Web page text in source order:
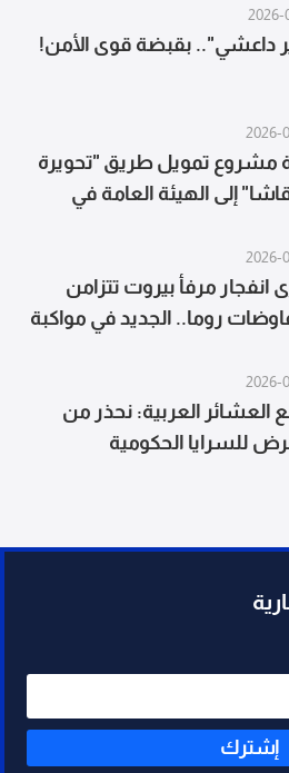
2026-
داعشي".. بقبضة قوى الأمن!
2026-
مشروع تمويل طريق "تحويرة
إلى الهيئة العامة في
2026-
انفجار مرفأ بيروت تتزامن
روما.. الجديد في مواكبة
2026-
العشائر العربية: نحذر من
للسرايا الحكومية
إشترك